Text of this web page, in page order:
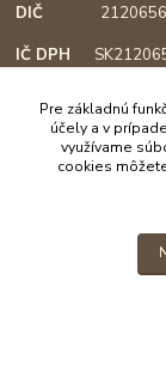
DIČ
IČ DPH
Pre základnú
účely a v
využívame
cookies